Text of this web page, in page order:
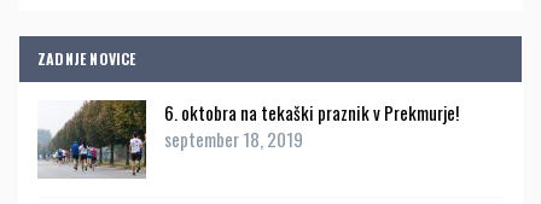
ZADNJE NOVICE
6. oktobra na tekaški praznik v Prekmurje!
september 18, 2019